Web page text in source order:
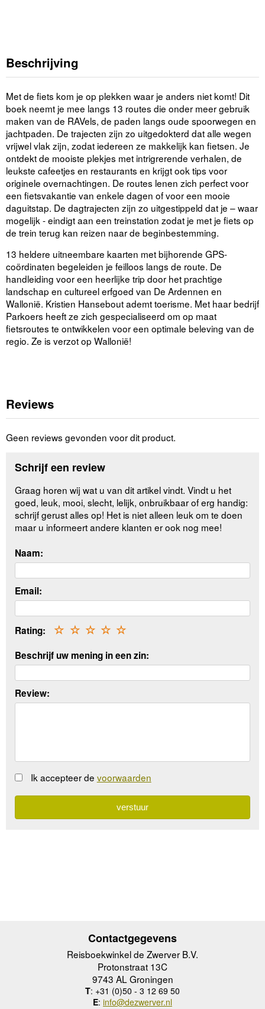
Beschrijving
Met de fiets kom je op plekken waar je anders niet komt! Dit
boek neemt je mee langs 13 routes die onder meer gebruik
maken van de RAVels, de paden langs oude spoorwegen en
jachtpaden. De trajecten zijn zo uitgedokterd dat alle wegen
vrijwel vlak zijn, zodat iedereen ze makkelijk kan fietsen. Je
ontdekt de mooiste plekjes met intrigrerende verhalen, de
leukste cafeetjes en restaurants en krijgt ook tips voor
originele overnachtingen. De routes lenen zich perfect voor
een fietsvakantie van enkele dagen of voor een mooie
daguitstap. De dagtrajecten zijn zo uitgestippeld dat je – waar
mogelijk - eindigt aan een treinstation zodat je met je fiets op
de trein terug kan reizen naar de beginbestemming.
13 heldere uitneembare kaarten met bijhorende GPS-
coördinaten begeleiden je feilloos langs de route. De
handleiding voor een heerlijke trip door het prachtige
landschap en cultureel erfgoed van De Ardennen en
Wallonië. Kristien Hansebout ademt toerisme. Met haar bedrijf
Parkoers heeft ze zich gespecialiseerd om op maat
fietsroutes te ontwikkelen voor een optimale beleving van de
regio. Ze is verzot op Wallonië!
Reviews
Geen reviews gevonden voor dit product.
Schrijf een review
Graag horen wij wat u van dit artikel vindt. Vindt u het
goed, leuk, mooi, slecht, lelijk, onbruikbaar of erg handig:
schrijf gerust alles op! Het is niet alleen leuk om te doen
maar u informeert andere klanten er ook nog mee!
Naam:
Email:
Rating: ☆
☆
☆
☆
☆
Beschrijf uw mening in een zin:
Review:
Ik accepteer de voorwaarden
Contactgegevens
Reisboekwinkel de Zwerver B.V.
Protonstraat 13C
9743 AL Groningen
T: +31 (0)50 - 3 12 69 50
E: info@dezwerver.nl